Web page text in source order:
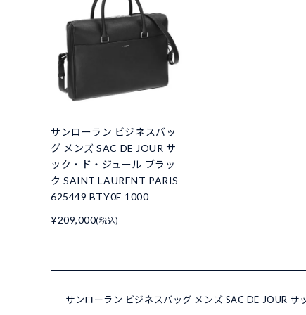
サンローラン ビジネスバッ
グ メンズ SAC DE JOUR サ
ック・ド・ジュール ブラッ
ク SAINT LAURENT PARIS
625449 BTY0E 1000
¥209,000(税込)
サンローラン ビジネスバッグ メンズ SAC DE JOUR